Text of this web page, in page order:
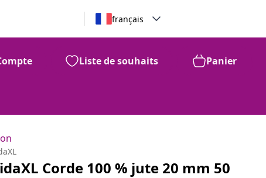
français
Liste de souhaits Panier
Corde 100 % jute 20 mm 50